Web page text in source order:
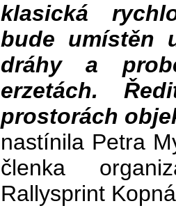
klasická
bude umístěn
dráhy a
erzetách.
prostorách
nastínila Petra
členka
Rallysprint